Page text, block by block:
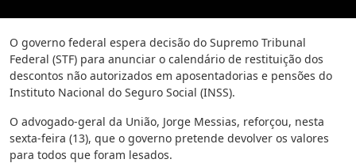
O governo federal espera decisão do Supremo Tribunal
Federal (STF) para anunciar o calendário de restituição dos
descontos não autorizados em aposentadorias e pensões do
Instituto Nacional do Seguro Social (INSS).
O advogado-geral da União, Jorge Messias, reforçou, nesta
sexta-feira (13), que o governo pretende devolver os valores
para todos que foram lesados.